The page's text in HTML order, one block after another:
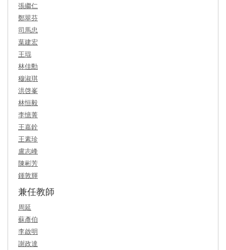
張繼仁
鄭翠芬
司馬忠
葉建宏
王琨
林佳勳
穆淑琪
洪啓峯
林恒毅
李憶菁
王嘉銓
王素珍
盧志峰
陳彬芳
鍾敦輝
兼任教師
周延
蘇彥伯
李啟明
謝政達